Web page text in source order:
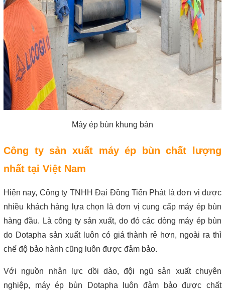
Máy ép bùn khung bản
Công ty sản xuất máy ép bùn chất lượng
nhất tại Việt Nam
Hiện nay, Công ty TNHH Đại Đồng Tiến Phát là đơn vị được
nhiều khách hàng lựa chọn là đơn vị cung cấp máy ép bùn
hàng đầu. Là công ty sản xuất, do đó các dòng máy ép bùn
do Dotapha sản xuất luôn có giá thành rẻ hơn, ngoài ra thì
chế độ bảo hành cũng luôn được đảm bảo.
Với nguồn nhân lực dồi dào, đội ngũ sản xuất chuyên
nghiệp, máy ép bùn Dotapha luôn đảm bảo được chất